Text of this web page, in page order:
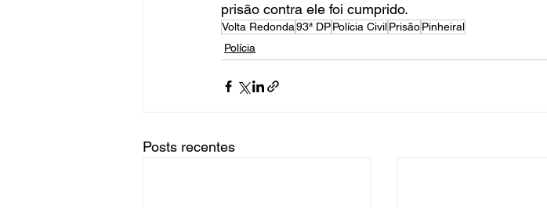
prisão contra ele foi cumprido.
Volta Redonda93ª DPPolícia CivilPrisãoPinheiral
Polícia
Posts recentes